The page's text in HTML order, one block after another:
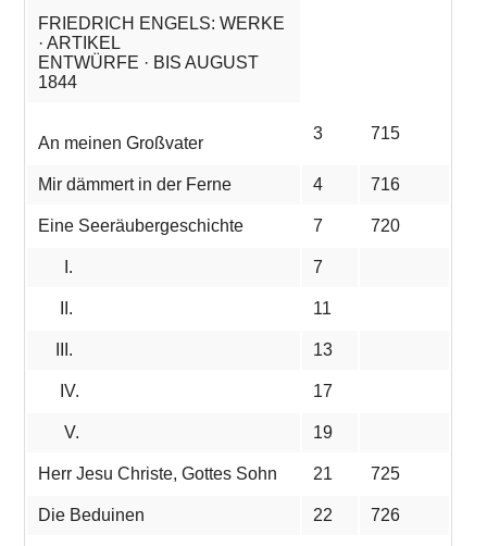
FRIEDRICH ENGELS: WERKE
· ARTIKEL
ENTWÜRFE · BIS AUGUST
1844
An meinen Großvater
3 715
Mir dämmert in der Ferne 4 716
Eine Seeräubergeschichte 7 720
I. 7
II. 11
III. 13
IV. 17
V. 19
Herr Jesu Christe, Gottes Sohn 21 725
Die Beduinen 22 726